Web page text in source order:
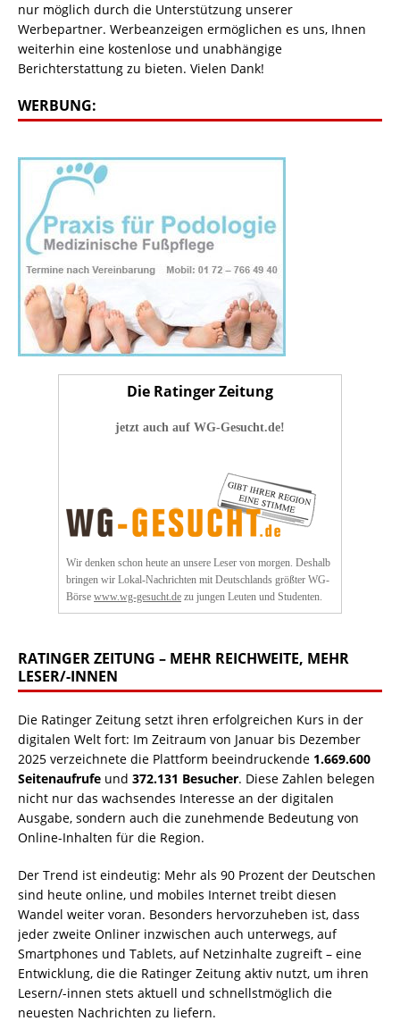
nur möglich durch die Unterstützung unserer
Werbepartner. Werbeanzeigen ermöglichen es uns, Ihnen
weiterhin eine kostenlose und unabhängige
Berichterstattung zu bieten. Vielen Dank!
WERBUNG:
Die Ratinger Zeitung
jetzt auch auf WG-Gesucht.de!
Wir denken schon heute an unsere Leser von morgen. Deshalb
bringen wir Lokal-Nachrichten mit Deutschlands größter WG-
Börse www.wg-gesucht.de zu jungen Leuten und Studenten.
RATINGER ZEITUNG – MEHR REICHWEITE, MEHR
LESER/-INNEN
Die Ratinger Zeitung setzt ihren erfolgreichen Kurs in der
digitalen Welt fort: Im Zeitraum von Januar bis Dezember
2025 verzeichnete die Plattform beeindruckende 1.669.600
Seitenaufrufe und 372.131 Besucher. Diese Zahlen belegen
nicht nur das wachsendes Interesse an der digitalen
Ausgabe, sondern auch die zunehmende Bedeutung von
Online-Inhalten für die Region.
Der Trend ist eindeutig: Mehr als 90 Prozent der Deutschen
sind heute online, und mobiles Internet treibt diesen
Wandel weiter voran. Besonders hervorzuheben ist, dass
jeder zweite Onliner inzwischen auch unterwegs, auf
Smartphones und Tablets, auf Netzinhalte zugreift – eine
Entwicklung, die die Ratinger Zeitung aktiv nutzt, um ihren
Lesern/-innen stets aktuell und schnellstmöglich die
neuesten Nachrichten zu liefern.